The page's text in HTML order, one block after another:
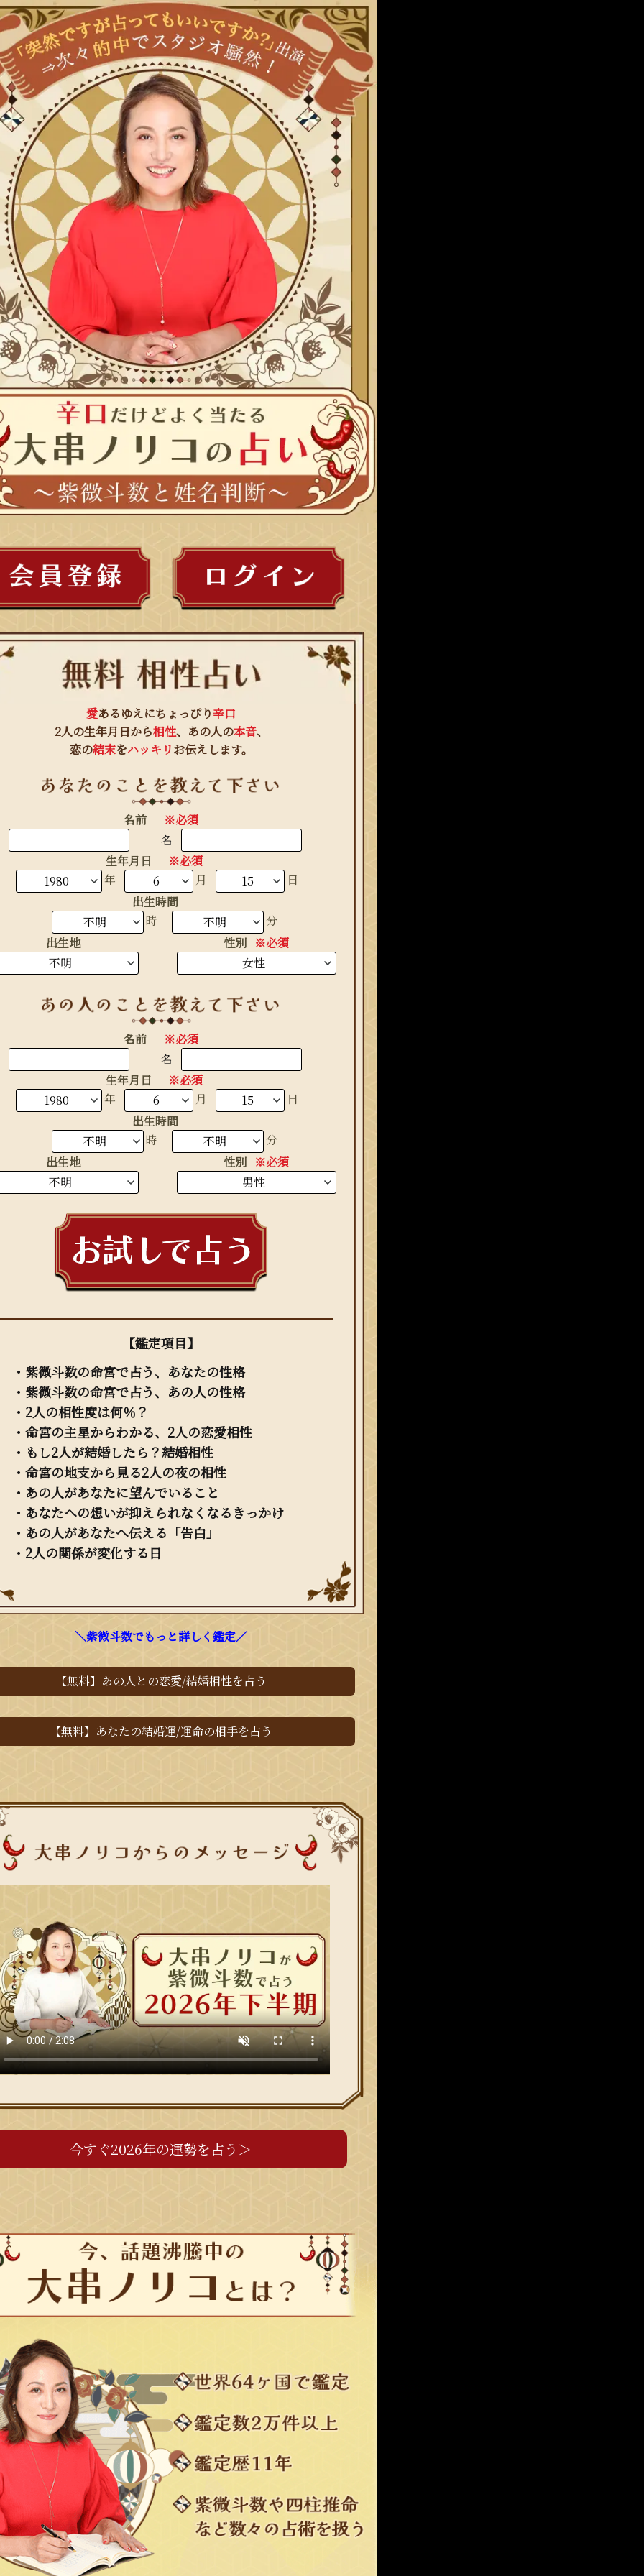
愛あるゆえにちょっぴり辛口
2人の生年月日から相性、あの人の本音、
恋の結末をハッキリお伝えします。
名前
※必須
名
生年月日
※必須
生まれ年
年 月
日
出生時間
時
分
出生地
性別 ※必須
名前
※必須
名
生年月日
※必須
生まれ年
年 月
日
出生時間
時
分
出生地
性別 ※必須
【鑑定項目】
・紫微斗数の命宮で占う、あなたの性格
・紫微斗数の命宮で占う、あの人の性格
・2人の相性度は何％？
・命宮の主星からわかる、2人の恋愛相性
・もし2人が結婚したら？結婚相性
・命宮の地支から見る2人の夜の相性
・あの人があなたに望んでいること
・あなたへの想いが抑えられなくなるきっかけ
・あの人があなたへ伝える「告白」
・2人の関係が変化する日
＼紫微斗数でもっと詳しく鑑定／
【無料】あの人との恋愛/結婚相性を占う
【無料】あなたの結婚運/運命の相手を占う
今すぐ2026年の運勢を占う＞